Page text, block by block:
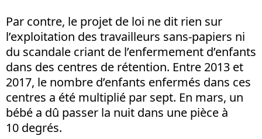
Par contre, le projet de loi ne dit rien sur
l’exploitation des travailleurs sans-papiers ni
du scandale criant de l’enfermement d’enfants
dans des centres de rétention. Entre 2013 et
2017, le nombre d’enfants enfermés dans ces
centres a été multiplié par sept. En mars, un
bébé a dû passer la nuit dans une pièce à
10 degrés.